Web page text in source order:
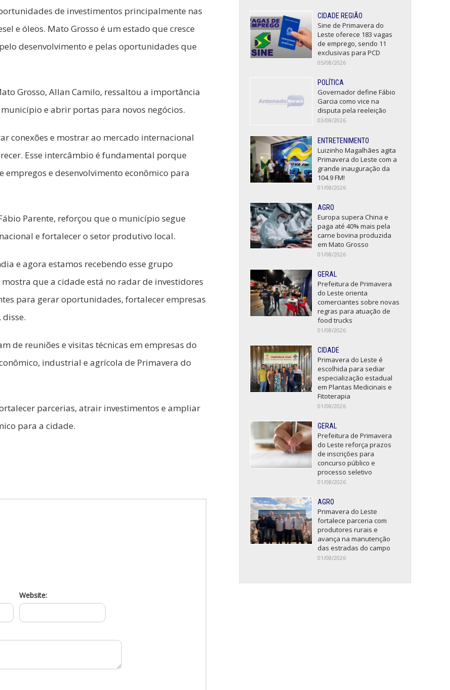
de investimentos principalmente nas
e óleos. Mato Grosso é um estado que cresce
desenvolvimento e pelas oportunidades que
Grosso, Allan Camilo, ressaltou a importância
e abrir portas para novos negócios.
conexões e mostrar ao mercado internacional
Esse intercâmbio é fundamental porque
e desenvolvimento econômico para
Parente, reforçou que o município segue
e fortalecer o setor produtivo local.
e agora estamos recebendo esse grupo
que a cidade está no radar de investidores
para gerar oportunidades, fortalecer empresas
de reuniões e visitas técnicas em empresas do
industrial e agrícola de Primavera do
parcerias, atrair investimentos e ampliar
para a cidade.
Website:
CIDADE REGIÃO
Sine de Primavera do
Leste oferece 183 vagas
de emprego, sendo 11
exclusivas para PCD
05/08/2026
POLÍTICA
Governador define Fábio
Garcia como vice na
disputa pela reeleição
03/08/2026
ENTRETENIMENTO
Luizinho Magalhães agita
Primavera do Leste com a
grande inauguração da
104.9 FM!
01/08/2026
AGRO
Europa supera China e
paga até 40% mais pela
carne bovina produzida
em Mato Grosso
01/08/2026
GERAL
Prefeitura de Primavera
do Leste orienta
comerciantes sobre novas
regras para atuação de
food trucks
01/08/2026
CIDADE
Primavera do Leste é
escolhida para sediar
especialização estadual
em Plantas Medicinais e
Fitoterapia
01/08/2026
GERAL
Prefeitura de Primavera
do Leste reforça prazos
de inscrições para
concurso público e
processo seletivo
01/08/2026
AGRO
Primavera do Leste
fortalece parceria com
produtores rurais e
avança na manutenção
das estradas do campo
01/08/2026